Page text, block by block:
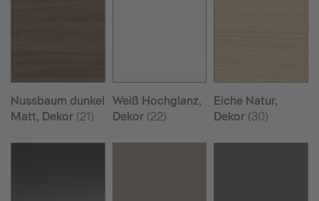
Nussbaum dunkel
Matt, Dekor (21)
Weiß Hochglanz,
Dekor(22)
Eiche Natur,
Dekor (30)